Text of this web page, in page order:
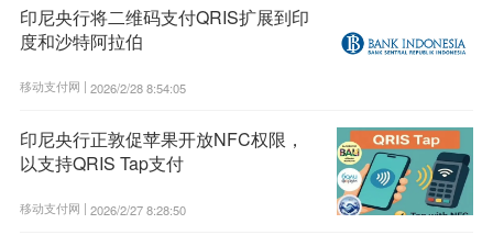
印尼央行将二维码支付QRIS扩展到印
度和沙特阿拉伯
移动支付网 | 2026/2/28 8:54:05
印尼央行正敦促苹果开放NFC权限，
以支持QRIS Tap支付
移动支付网 | 2026/2/27 8:28:50